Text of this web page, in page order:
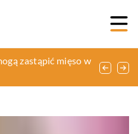
jako sposób
zastąpić mięso w
dla lupy